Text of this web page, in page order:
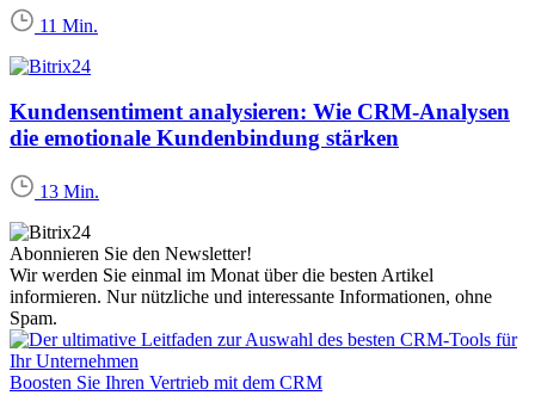
11 Min.
Kundensentiment analysieren: Wie CRM-Analysen
die emotionale Kundenbindung stärken
13 Min.
Abonnieren Sie den Newsletter!
Wir werden Sie einmal im Monat über die besten Artikel
informieren. Nur nützliche und interessante Informationen, ohne
Spam.
Boosten Sie Ihren Vertrieb mit dem CRM